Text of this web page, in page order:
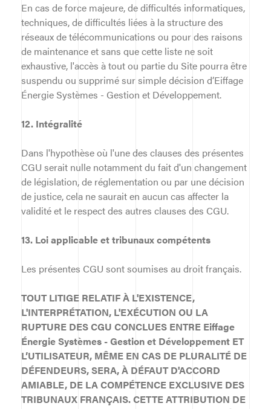
En cas de force majeure, de difficultés informatiques,
techniques, de difficultés liées à la structure des
réseaux de télécommunications ou pour des raisons
de maintenance et sans que cette liste ne soit
exhaustive, l'accès à tout ou partie du Site pourra être
suspendu ou supprimé sur simple décision d’Eiffage
Énergie Systèmes - Gestion et Développement.
12. Intégralité
Dans l'hypothèse où l'une des clauses des présentes
CGU serait nulle notamment du fait d'un changement
de législation, de réglementation ou par une décision
de justice, cela ne saurait en aucun cas affecter la
validité et le respect des autres clauses des CGU.
13. Loi applicable et tribunauxcompétents
Les présentes CGU sont soumises au droit français.
TOUT LITIGE RELATIF À L'EXISTENCE,
L'INTERPRÉTATION, L'EXÉCUTION OU LA
RUPTURE DES CGU CONCLUES ENTRE Eiffage
Énergie Systèmes - Gestion et Développement ET
L’UTILISATEUR, MÊME EN CAS DE PLURALITÉ DE
DÉFENDEURS, SERA, À DÉFAUT D'ACCORD
AMIABLE, DE LA COMPÉTENCE EXCLUSIVE DES
TRIBUNAUX FRANÇAIS. CETTE ATTRIBUTION DE